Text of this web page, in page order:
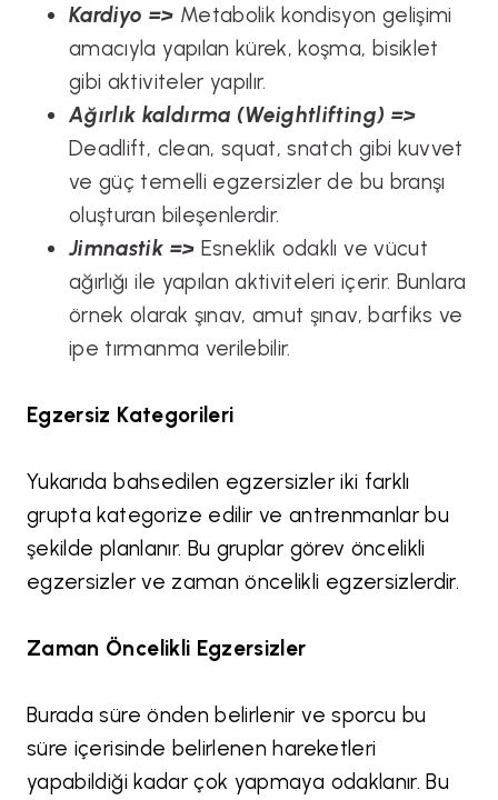
Kardiyo => Metabolik kondisyon gelişimi
amacıyla yapılan kürek, koşma, bisiklet
gibi aktiviteler yapılır.
Ağırlık kaldırma (Weightlifting) =>
Deadlift, clean, squat, snatch gibi kuvvet
ve güç temelli egzersizler de bu branşı
oluşturan bileşenlerdir.
Jimnastik => Esneklik odaklı ve vücut
ağırlığı ile yapılan aktiviteleri içerir. Bunlara
örnek olarak şınav, amut şınav, barfiks ve
ipe tırmanma verilebilir.
Egzersiz Kategorileri
Yukarıda bahsedilen egzersizler iki farklı
grupta kategorize edilir ve antrenmanlar bu
şekilde planlanır. Bu gruplar görev öncelikli
egzersizler ve zaman öncelikli egzersizlerdir.
Zaman Öncelikli Egzersizler
Burada süre önden belirlenir ve sporcu bu
süre içerisinde belirlenen hareketleri
yapabildiği kadar çok yapmaya odaklanır. Bu